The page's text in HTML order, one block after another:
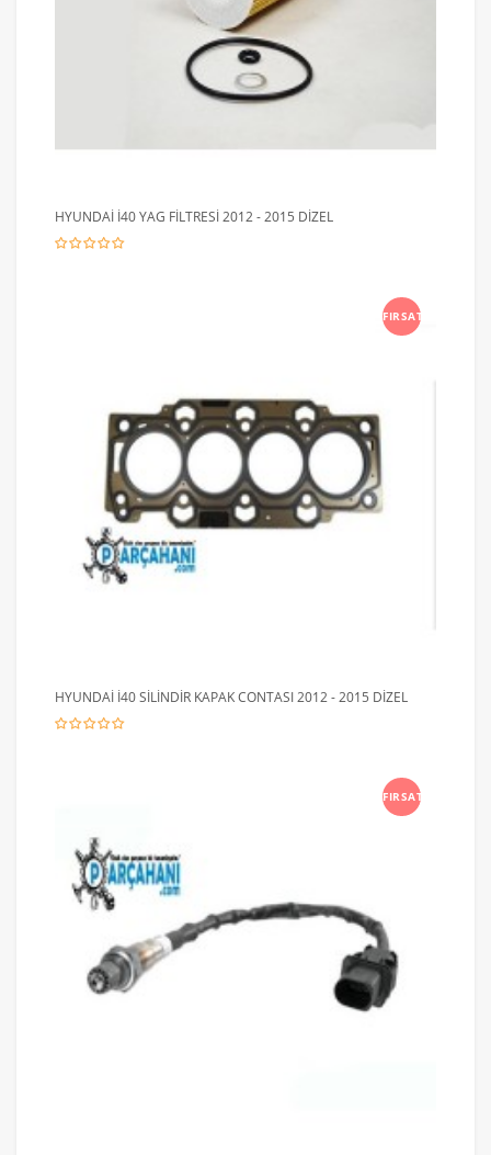
HYUNDAİ İ40 YAG FİLTRESİ 2012 - 2015 DİZEL
FIRSAT
HYUNDAİ İ40 SİLİNDİR KAPAK CONTASI 2012 - 2015 DİZEL
FIRSAT